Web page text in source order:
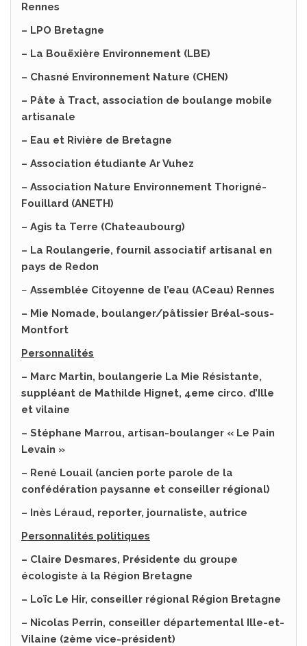
Rennes
– LPO Bretagne
– La Bouëxière Environnement (LBE)
– Chasné Environnement Nature (CHEN)
– Pâte à Tract, association de boulange mobile
artisanale
– Eau et Rivière de Bretagne
– Association étudiante Ar Vuhez
– Association Nature Environnement Thorigné-
Fouillard (ANETH)
– Agis ta Terre (Chateaubourg)
– La Roulangerie, fournil associatif artisanal en
pays de Redon
– Assemblée Citoyenne de l’eau (ACeau) Rennes
– Mie Nomade, boulanger/pâtissier Bréal-sous-
Montfort
Personnalités
– Marc Martin, boulangerie La Mie Résistante,
suppléant de Mathilde Hignet, 4eme circo. d’Ille
et vilaine
– Stéphane Marrou, artisan-boulanger « Le Pain
Levain »
– René Louail (ancien porte parole de la
confédération paysanne et conseiller régional)
– Inès Léraud, reporter, journaliste, autrice
Personnalités politiques
– Claire Desmares, Présidente du groupe
écologiste à la Région Bretagne
– Loïc Le Hir, conseiller régional Région Bretagne
– Nicolas Perrin, conseiller départemental Ille-et-
Vilaine (2ème vice-président)